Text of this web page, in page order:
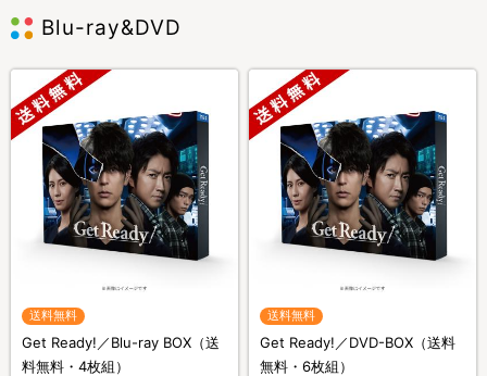
Blu-ray&DVD
送料無料
Get Ready!／Blu-ray BOX（送
料無料・4枚組）
送料無料
Get Ready!／DVD-BOX（送料
無料・6枚組）